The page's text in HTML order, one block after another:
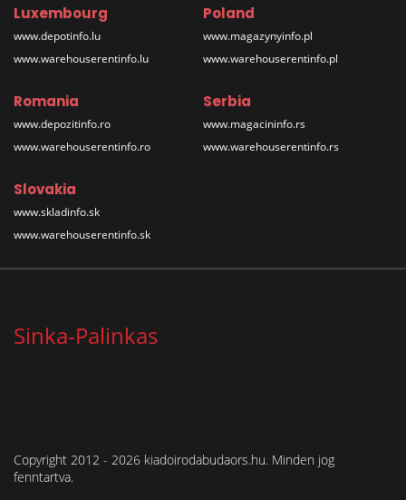
Luxembourg
www.depotinfo.lu
www.warehouserentinfo.lu
Poland
www.magazynyinfo.pl
www.warehouserentinfo.pl
Romania
www.depozitinfo.ro
www.warehouserentinfo.ro
Serbia
www.magacininfo.rs
www.warehouserentinfo.rs
Slovakia
www.skladinfo.sk
www.warehouserentinfo.sk
Sinka-Palinkas
Copyright 2012 - 2026 kiadoirodabudaors.hu. Minden jog
fenntartva.